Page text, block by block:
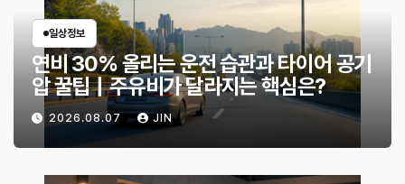
일상정보
연비 30% 올리는 운전 습관과 타이어 공기
압 꿀팁｜주유비가 달라지는 핵심은?
2026.08.07 JIN